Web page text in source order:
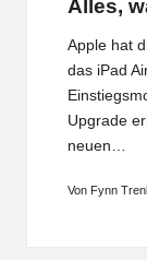
Alles,
Apple hat
das iPad
Upgrade
neuen…
Posted
Von Fynn